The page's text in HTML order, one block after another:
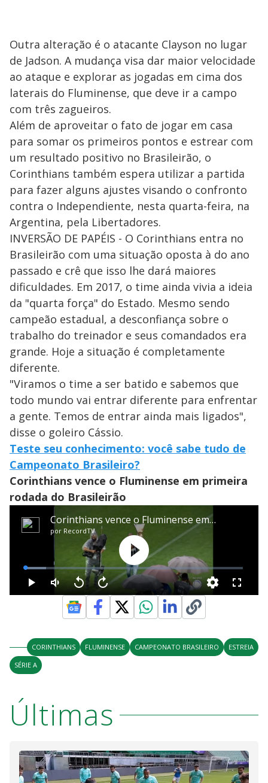
Outra alteração é o atacante Clayson no lugar
de Jadson. A mudança visa dar maior velocidade
ao ataque e explorar as jogadas em cima dos
laterais do Fluminense, que deve ir a campo
com três zagueiros.
Além de aproveitar o fato de jogar em casa
para somar os primeiros pontos e estrear com
um resultado positivo no Brasileirão, o
Corinthians também espera utilizar a partida
para fazer alguns ajustes visando o confronto
contra o Independiente, nesta quarta-feira, na
Argentina, pela Libertadores.
INVERSÃO DE PAPÉIS - O Corinthians entra no
Brasileirão com uma situação oposta à do ano
passado e crê que isso lhe dará maiores
dificuldades. Em 2017, o time ainda vivia a ideia
da "quarta força" do Estado. Mesmo sendo
campeão estadual, a desconfiança sobre o
trabalho do treinador e seus comandados era
grande. Hoje a situação é completamente
diferente.
"Viramos o time a ser batido e sabemos que
todo mundo vai entrar diferente para enfrentar
a gente. Temos de entrar ainda mais ligados",
disse o goleiro Cássio.
Teste seu conhecimento: você sabe tudo de
Campeonato Brasileiro?
Corinthians vence o Fluminense em primeira
rodada do Brasileirão
CORINTHIANS FLUMINENSE CAMPEONATO BRASILEIRO
ESTREIA
SÉRIE A
Últimas